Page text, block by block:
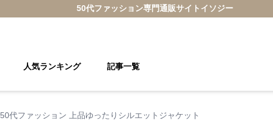
50代ファッション専門通販サイト イソジー
人気ランキング 記事一覧
50代ファッション 上品ゆったりシルエットジャケット